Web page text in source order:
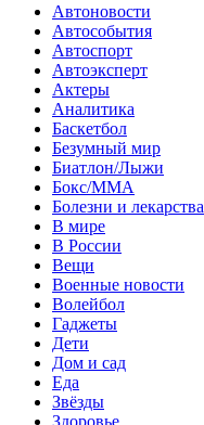
Автоновости
Автособытия
Автоспорт
Автоэксперт
Актеры
Аналитика
Баскетбол
Безумный мир
Биатлон/Лыжи
Бокс/MMA
Болезни и лекарства
В мире
В России
Вещи
Военные новости
Волейбол
Гаджеты
Дети
Дом и сад
Еда
Звёзды
Здоровье